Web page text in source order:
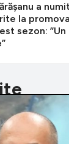
a
la
sezon: